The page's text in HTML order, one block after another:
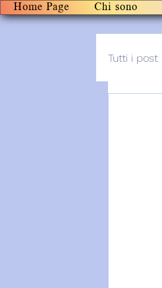
Home Page Chi sono
Tutti i post